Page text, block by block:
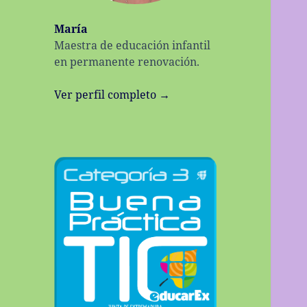
María
Maestra de educación infantil
en permanente renovación.
Ver perfil completo →